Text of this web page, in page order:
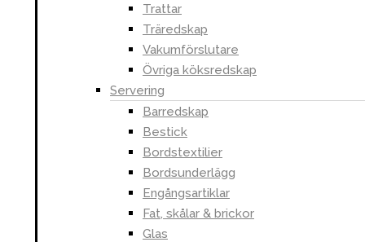
Trattar
Träredskap
Vakumförslutare
Övriga köksredskap
Servering
Barredskap
Bestick
Bordstextilier
Bordsunderlägg
Engångsartiklar
Fat, skålar & brickor
Glas
Välkommen till Handelsavenyn
Handelsavenyn är shoppen med det
breda sortimentet av elektronik,
hem & trädgård, sport & fritid, spel,
leksaker, barnartiklar och inredning
av god kvalité och till bästa pris. Vi
strävar efter att ge våra kunder
bästa möjliga service och skänka
glädje varje gång man öppnar ett
paket från oss.